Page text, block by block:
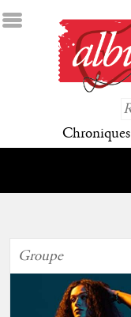
Chroniques
Groupe